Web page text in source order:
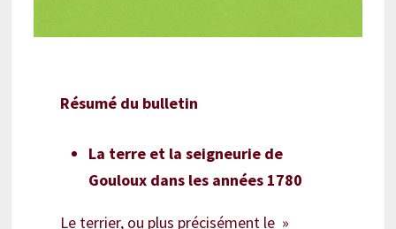
Résumé du bulletin
La terre et la seigneurie de
Gouloux dans les années 1780
Le terrier, ou plus précisément le »